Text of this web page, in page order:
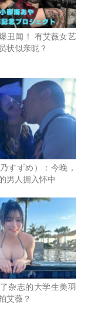
用樱もこ(樱萌子)
许拍摄无码是为
不过可以确定的
子)是完全没问题
丑闻！ 有艾薇女艺
状似亲昵？
すずめ）：今晚，
男人拥入怀中
杂志的大学生美羽
艾薇？